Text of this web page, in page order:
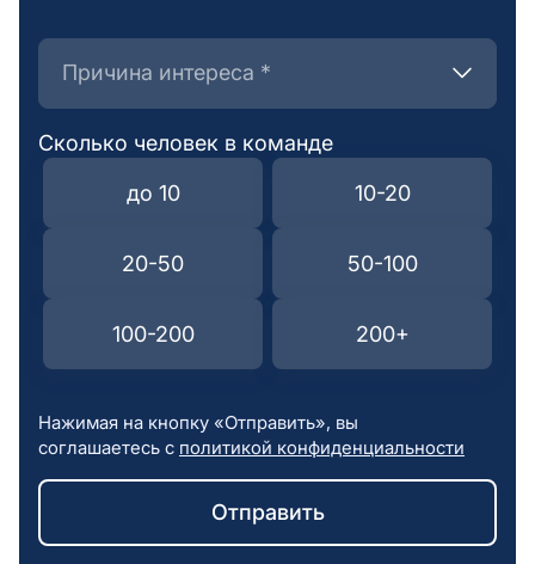
Причина интереса *
Причина интереса *
Сколько человек в команде
до 10
10-20
20-50 50-100
100-200 200+
Нажимая на кнопку «Отправить», вы
соглашаетесь с политикой конфиденциальности